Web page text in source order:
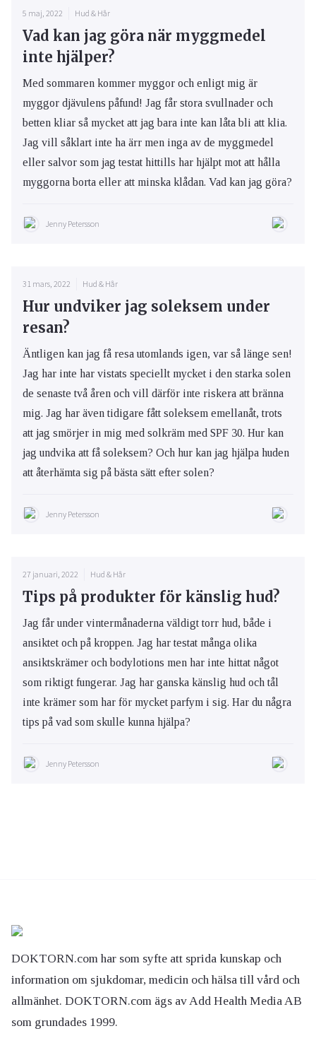
5 maj, 2022 Hud & Hår
Vad kan jag göra när myggmedel
inte hjälper?
Med sommaren kommer myggor och enligt mig är
myggor djävulens påfund! Jag får stora svullnader och
betten kliar så mycket att jag bara inte kan låta bli att klia.
Jag vill såklart inte ha ärr men inga av de myggmedel
eller salvor som jag testat hittills har hjälpt mot att hålla
myggorna borta eller att minska klådan. Vad kan jag göra?
Jenny Petersson
31 mars, 2022 Hud & Hår
Hur undviker jag soleksem under
resan?
Äntligen kan jag få resa utomlands igen, var så länge sen!
Jag har inte har vistats speciellt mycket i den starka solen
de senaste två åren och vill därför inte riskera att bränna
mig. Jag har även tidigare fått soleksem emellanåt, trots
att jag smörjer in mig med solkräm med SPF 30. Hur kan
jag undvika att få soleksem? Och hur kan jag hjälpa huden
att återhämta sig på bästa sätt efter solen?
Jenny Petersson
27 januari, 2022 Hud & Hår
Tips på produkter för känslig hud?
Jag får under vintermånaderna väldigt torr hud, både i
ansiktet och på kroppen. Jag har testat många olika
ansiktskrämer och bodylotions men har inte hittat något
som riktigt fungerar. Jag har ganska känslig hud och tål
inte krämer som har för mycket parfym i sig. Har du några
tips på vad som skulle kunna hjälpa?
Jenny Petersson
DOKTORN.com har som syfte att sprida kunskap och
information om sjukdomar, medicin och hälsa till vård och
allmänhet. DOKTORN.com ägs av Add Health Media AB
som grundades 1999.